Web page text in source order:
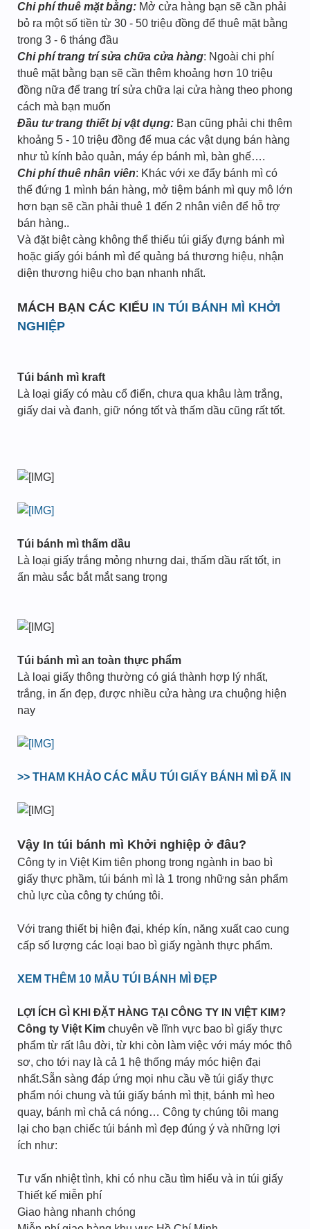
Chi phí thuê mặt bằng: Mở cửa hàng bạn sẽ cần phải
bỏ ra một số tiền từ 30 - 50 triệu đồng để thuê mặt bằng
trong 3 - 6 tháng đầu
Chi phí trang trí sửa chữa cửa hàng: Ngoài chi phí
thuê mặt bằng bạn sẽ cần thêm khoảng hơn 10 triệu
đồng nữa để trang trí sửa chữa lại cửa hàng theo phong
cách mà bạn muốn
Đầu tư trang thiết bị vật dụng: Bạn cũng phải chi thêm
khoảng 5 - 10 triệu đồng để mua các vật dụng bán hàng
như tủ kính bảo quản, máy ép bánh mì, bàn ghế….
Chi phí thuê nhân viên: Khác với xe đẩy bánh mì có
thể đứng 1 mình bán hàng, mở tiệm bánh mì quy mô lớn
hơn bạn sẽ cần phải thuê 1 đến 2 nhân viên để hỗ trợ
bán hàng..
Và đặt biệt càng không thể thiếu túi giấy đựng bánh mì
hoặc giấy gói bánh mì để quảng bá thương hiệu, nhận
diện thương hiệu cho bạn nhanh nhất.
MÁCH BẠN CÁC KIỂU IN TÚI BÁNH MÌ KHỞI
NGHIỆP
Túi bánh mì kraft
Là loại giấy có màu cổ điển, chưa qua khâu làm trắng,
giấy dai và đanh, giữ nóng tốt và thấm dầu cũng rất tốt.
Túi bánh mì thấm dầu
Là loại giấy trắng mỏng nhưng dai, thấm dầu rất tốt, in
ấn màu sắc bắt mắt sang trọng
Túi bánh mì an toàn thực phẩm
Là loại giấy thông thường có giá thành hợp lý nhất,
trắng, in ấn đẹp, được nhiều cửa hàng ưa chuộng hiện
nay
>> THAM KHẢO CÁC MẪU TÚI GIẤY BÁNH MÌ ĐÃ IN
Vậy In túi bánh mì Khởi nghiệp ở đâu?
Công ty in Việt Kim tiên phong trong ngành in bao bì
giấy thực phầm, túi bánh mì là 1 trong những sản phẩm
chủ lực cùa công ty chúng tôi.
Với trang thiết bị hiện đại, khép kín, năng xuất cao cung
cấp số lượng các loại bao bì giấy ngành thực phẩm.
XEM THÊM 10 MẪU TÚI BÁNH MÌ ĐẸP
LỢI ÍCH GÌ KHI ĐẶT HÀNG TẠI CÔNG TY IN VIỆT KIM?
Công ty Việt Kim chuyên về lĩnh vực bao bì giấy thực
phẩm từ rất lâu đời, từ khi còn làm việc với máy móc thô
sơ, cho tới nay là cả 1 hệ thống máy móc hiện đại
nhất.Sẵn sàng đáp ứng mọi nhu cầu về túi giấy thực
phẩm nói chung và túi giấy bánh mì thịt, bánh mì heo
quay, bánh mì chả cá nóng… Công ty chúng tôi mang
lại cho bạn chiếc túi bánh mì đẹp đúng ý và những lợi
ích như:
Tư vấn nhiệt tình, khi có nhu cầu tìm hiểu và in túi giấy
Thiết kế miễn phí
Giao hàng nhanh chóng